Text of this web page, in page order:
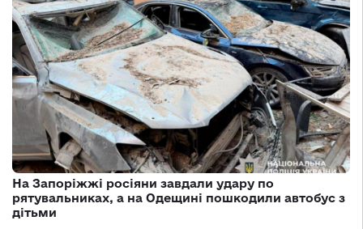
На Запоріжжі росіяни завдали удару по
рятувальниках, а на Одещині пошкодили автобус з
дітьми